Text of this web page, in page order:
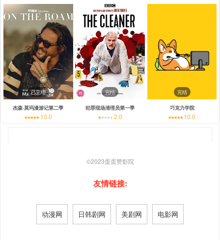
已完结
杰森·莫玛漫游记第二季
10.0
完结
犯罪现场清理员第一季
2.0
完结
巧克力学院
10.0
©2023蛋蛋赞影院
友情链接:
动漫网 日韩剧网 美剧网 电影网